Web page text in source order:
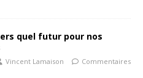
quel futur pour nos
Vincent Lamaison
Commentaires